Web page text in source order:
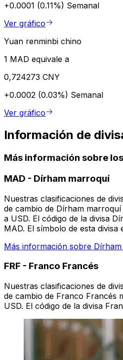
+0.0001 (0.11%) Semanal
Ver gráfico
Yuan renminbi chino
1 MAD equivale a
0,724273 CNY
+0.0002 (0.03%) Semanal
Ver gráfico
Información de
Más información sobre los
MAD - Dírham marroquí
Nuestras clasificaciones de
de cambio de Dírham
a USD. El código de la divisa
MAD. El símbolo de esta divisa
Más información sobre
FRF - Franco Francés
Nuestras clasificaciones de
de cambio de Franco Francés
USD. El código de la divisa